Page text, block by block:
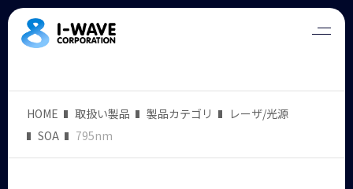
HOME 取扱い製品 製品カテゴリ
レーザ/光源
SOA
795nm